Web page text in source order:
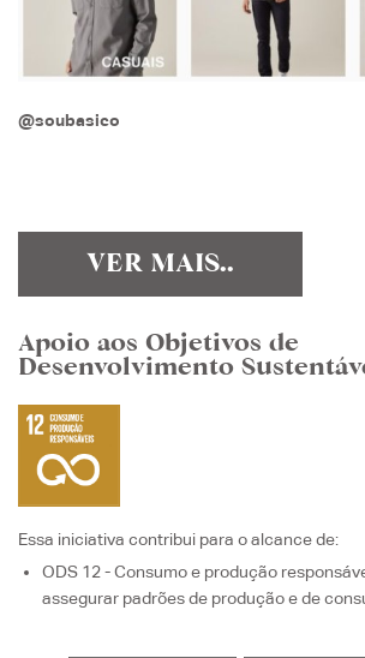
@soubasico
VER MAIS..
Apoio aos Objetivos de
Desenvolvimento
Essa iniciativa contribui para o alcance de:
ODS 12 - Consumo e produção
assegurar padrões de produção e de